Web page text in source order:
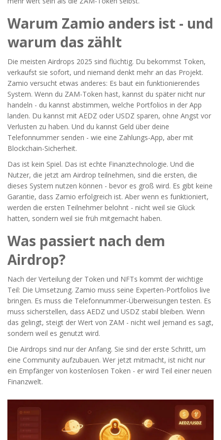
Warum Zamio anders ist - und
warum das zählt
Die meisten Airdrops 2025 sind flüchtig. Du bekommst Token,
verkaufst sie sofort, und niemand denkt mehr an das Projekt.
Zamio versucht etwas anderes: Es baut ein funktionierendes
System. Wenn du ZAM-Token hast, kannst du später nicht nur
handeln - du kannst abstimmen, welche Portfolios in der App
landen. Du kannst mit AEDZ oder USDZ sparen, ohne Angst vor
Verlusten zu haben. Und du kannst Geld über deine
Telefonnummer senden - wie eine Zahlungs-App, aber mit
Blockchain-Sicherheit.
Das ist kein Spiel. Das ist echte Finanztechnologie. Und die
Nutzer, die jetzt am Airdrop teilnehmen, sind die ersten, die
dieses System nutzen können - bevor es groß wird. Es gibt keine
Garantie, dass Zamio erfolgreich ist. Aber wenn es funktioniert,
werden die ersten Teilnehmer belohnt - nicht weil sie Glück
hatten, sondern weil sie früh mitgemacht haben.
Was passiert nach dem
Airdrop?
Nach der Verteilung der Token und NFTs kommt der wichtige
Teil: Die Umsetzung. Zamio muss seine Experten-Portfolios live
bringen. Es muss die Telefonnummer-Überweisungen testen. Es
muss sicherstellen, dass AEDZ und USDZ stabil bleiben. Wenn
das gelingt, steigt der Wert von ZAM - nicht weil jemand es sagt,
sondern weil es genutzt wird.
Die Airdrops sind nur der Anfang. Sie sind der erste Schritt, um
eine Community aufzubauen. Wer jetzt mitmacht, ist nicht nur
ein Empfänger von kostenlosen Token - er wird Teil einer neuen
Finanzwelt.